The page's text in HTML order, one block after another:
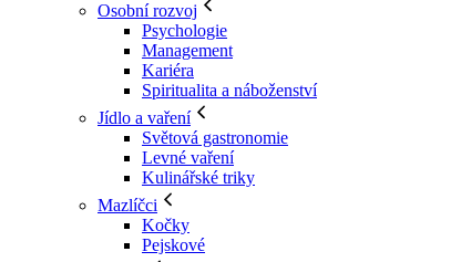
Osobní rozvoj
Psychologie
Management
Kariéra
Spiritualita a náboženství
Jídlo a vaření
Světová gastronomie
Levné vaření
Kulinářské triky
Mazlíčci
Kočky
Pejskové